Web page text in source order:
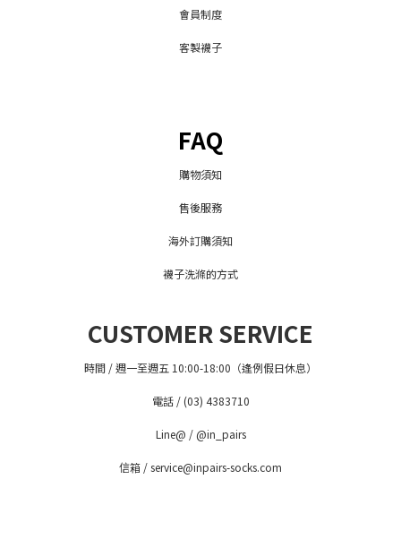
會員制度
客製襪子
FAQ
購物須知
售後服務
海外訂購須知
襪子洗滌的方式
CUSTOMER SERVICE
時間 / 週一至週五 10:00-18:00（逢例假日休息）
電話 / (03) 4383710
Line@ / @in_pairs
信箱 / service@inpairs-socks.com